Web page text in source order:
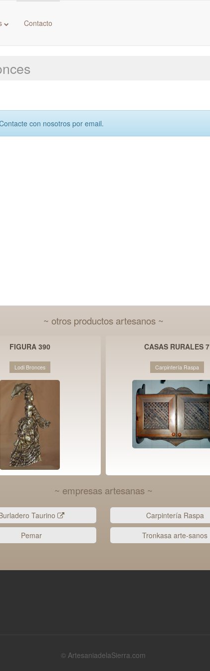
Contacto
con nosotros por email.
~ otros productos artesanos ~
FIGURA 390
Lodi Bronces
CASAS RURALES 7
Carpintería Raspa
~ empresas artesanas ~
Taurino Carpintería Raspa
Pemar
Tronkasa arte-sanos
© ArtesaniadelaSierra.com